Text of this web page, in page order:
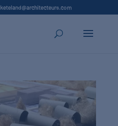
keteland@architecteurs.com